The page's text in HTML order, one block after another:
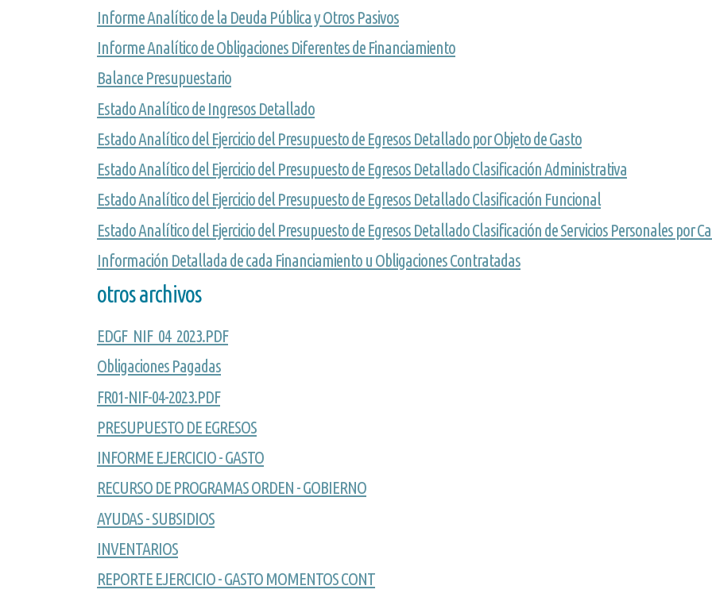
Informe Analítico de la Deuda Pública y Otros Pasivos
Informe Analítico de Obligaciones Diferentes de Financiamiento
Balance Presupuestario
Estado Analítico de Ingresos Detallado
Estado Analítico del Ejercicio del Presupuesto de Egresos Detallado por Objeto de Gasto
Estado Analítico del Ejercicio del Presupuesto de Egresos Detallado Clasificación Administrativa
Estado Analítico del Ejercicio del Presupuesto de Egresos Detallado Clasificación Funcional
Estado Analítico del Ejercicio del Presupuesto de Egresos Detallado Clasificación de Servicios Personales por
Información Detallada de cada Financiamiento u Obligaciones Contratadas
otros archivos
EDGF_NIF_04_2023.PDF
Obligaciones Pagadas
FR01-NIF-04-2023.PDF
PRESUPUESTO DE EGRESOS
INFORME EJERCICIO - GASTO
RECURSO DE PROGRAMAS ORDEN - GOBIERNO
AYUDAS - SUBSIDIOS
INVENTARIOS
REPORTE EJERCICIO - GASTO MOMENTOS CONT